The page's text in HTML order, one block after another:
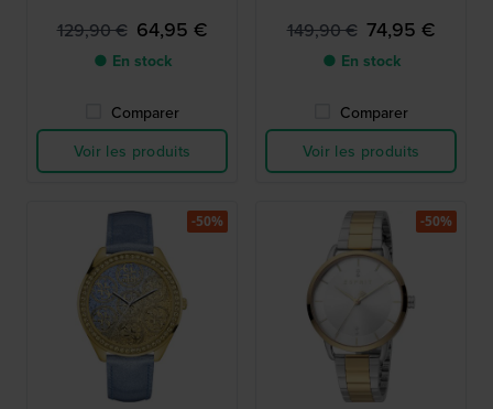
129,90 € 64,95 €
● En stock
Comparer
Voir les produits
149,90 € 74,95 €
● En stock
Comparer
Voir les produits
-50% -50%